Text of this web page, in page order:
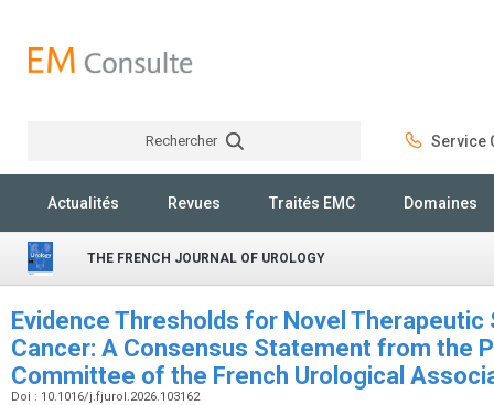
Rechercher Service
Actualités Revues Traités EMC Domaines
THE FRENCH JOURNAL OF UROLOGY
Evidence Thresholds for Novel
Cancer: A Consensus Statement from the
Committee of the French Urological
Doi : 10.1016/j.fjurol.2026.103162